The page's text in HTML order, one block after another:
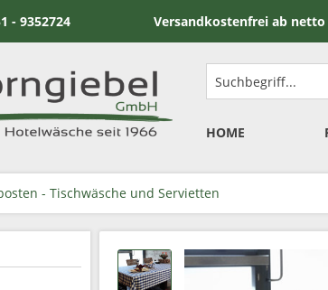
- 9352724 Versandkostenfrei ab netto €
HOME
- Tischwäsche und Servietten